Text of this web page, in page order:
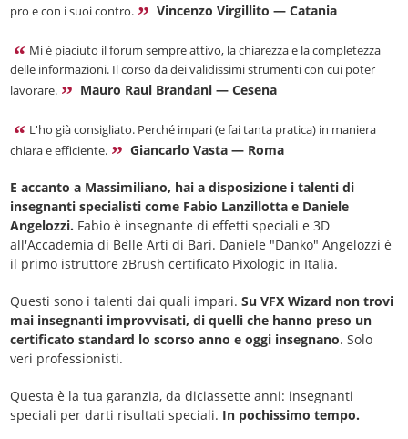
pro e con i suoi contro.
Vincenzo Virgillito — Catania
Mi è piaciuto il forum sempre attivo, la chiarezza e la completezza
delle informazioni. Il corso da dei validissimi strumenti con cui poter
lavorare.
Mauro Raul Brandani — Cesena
L'ho già consigliato. Perché impari (e fai tanta pratica) in maniera
chiara e efficiente.
Giancarlo Vasta — Roma
E accanto a Massimiliano, hai a disposizione i talenti di
insegnanti specialisti come Fabio Lanzillotta e Daniele
Angelozzi. Fabio è insegnante di effetti speciali e 3D
all'Accademia di Belle Arti di Bari. Daniele "Danko" Angelozzi è
il primo istruttore zBrush certificato Pixologic in Italia.
Questi sono i talenti dai quali impari.Su VFX Wizard non trovi
mai insegnanti improvvisati, di quelli che hanno preso un
certificato standard lo scorso anno e oggi insegnano. Solo
veri professionisti.
Questa è la tua garanzia, da diciassette anni: insegnanti
speciali per darti risultati speciali. In pochissimo tempo.